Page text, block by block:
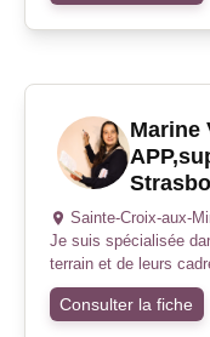
Marine
Sainte-Croix-aux-
Je suis spécialisée
terrain et de leurs
Consulter la fiche